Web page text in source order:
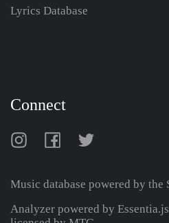
Lyrics Database
Connect
Music database powered by the
Analyzer powered by